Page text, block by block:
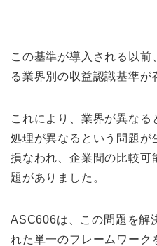
この基準が導入される以
る業界別の収益認識基準が
これにより、業界が異な
処理が異なるという問題が
損なわれ、企業間の比較可
題がありました。
ASC606は、この問題を解
れた単一のフレームワーク